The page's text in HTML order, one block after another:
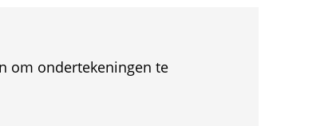
om ondertekeningen te